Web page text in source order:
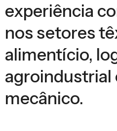
experiência
nos setores
alimentício,
agroindustrial
mecânico.